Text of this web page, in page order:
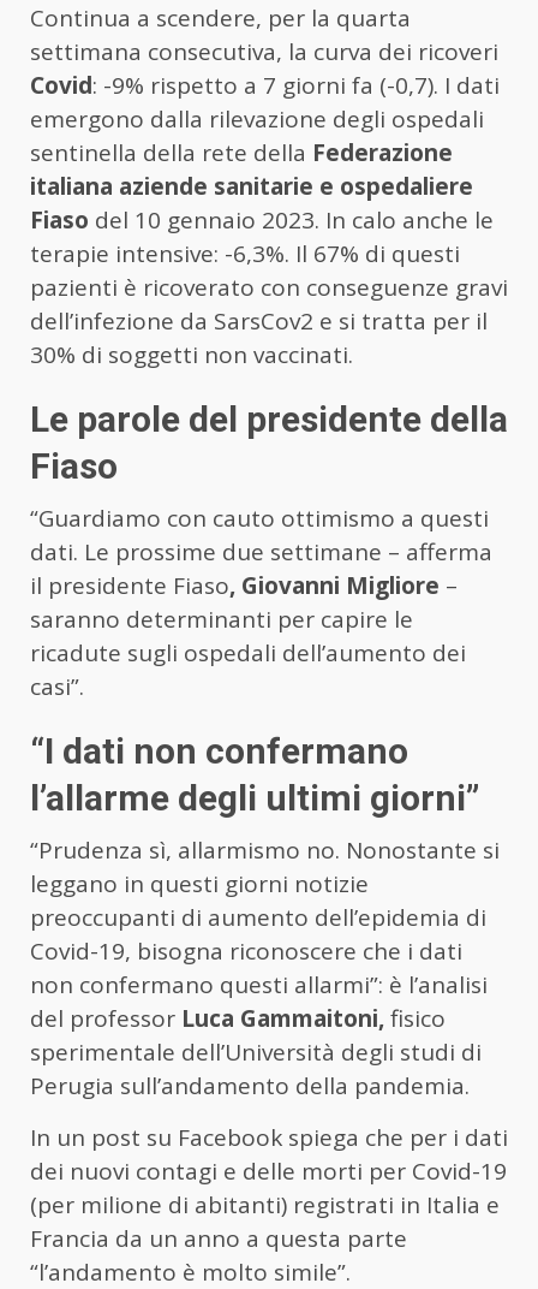
Continua a scendere, per la quarta
settimana consecutiva, la curva dei ricoveri
Covid: -9% rispetto a 7 giorni fa (-0,7). I dati
emergono dalla rilevazione degli ospedali
sentinella della rete della Federazione
italiana aziende sanitarie e ospedaliere
Fiaso del 10 gennaio 2023. In calo anche le
terapie intensive: -6,3%. Il 67% di questi
pazienti è ricoverato con conseguenze gravi
dell’infezione da SarsCov2 e si tratta per il
30% di soggetti non vaccinati.
Le parole del presidente della
Fiaso
“Guardiamo con cauto ottimismo a questi
dati. Le prossime due settimane – afferma
il presidente Fiaso, Giovanni Migliore –
saranno determinanti per capire le
ricadute sugli ospedali dell’aumento dei
casi”.
“I dati non confermano
l’allarme degli ultimi giorni”
“Prudenza sì, allarmismo no. Nonostante si
leggano in questi giorni notizie
preoccupanti di aumento dell’epidemia di
Covid-19, bisogna riconoscere che i dati
non confermano questi allarmi”: è l’analisi
del professor Luca Gammaitoni,fisico
sperimentale dell’Università degli studi di
Perugia sull’andamento della pandemia.
In un post su Facebook spiega che per i dati
dei nuovi contagi e delle morti per Covid-19
(per milione di abitanti) registrati in Italia e
Francia da un anno a questa parte
“l’andamento è molto simile”.